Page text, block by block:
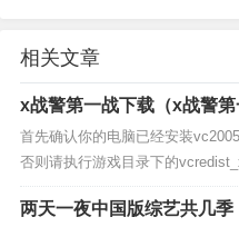
相关文章
x战警第一战下载（x战警第
首先确认你的电脑已经安装
否则请执行游戏目录下的
9.04.08...
两天一夜中国版综艺共几